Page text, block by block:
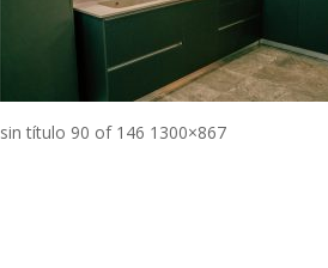
sin título 90 of 146 1300×867